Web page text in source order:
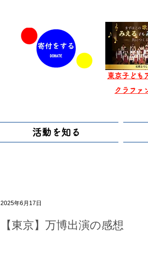
東京子ども
クラファ
活動を知る
【東京】万博出演の感想
2025年6月17日